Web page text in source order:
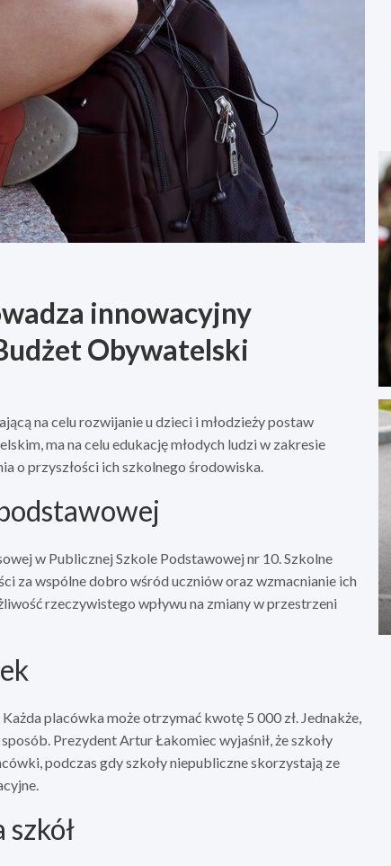
innowacyjny
Obywatelski
na celu rozwijanie u dzieci i młodzieży postaw
ma na celu edukację młodych ludzi w zakresie
o przyszłości ich szkolnego środowiska.
w Publicznej Szkole Podstawowej nr 10. Szkolne
za wspólne dobro wśród uczniów oraz wzmacnianie ich
rzeczywistego wpływu na zmiany w przestrzeni
placówka może otrzymać kwotę 5 000 zł. Jednakże,
Prezydent Artur Łakomiec wyjaśnił, że szkoły
podczas gdy szkoły niepubliczne skorzystają ze